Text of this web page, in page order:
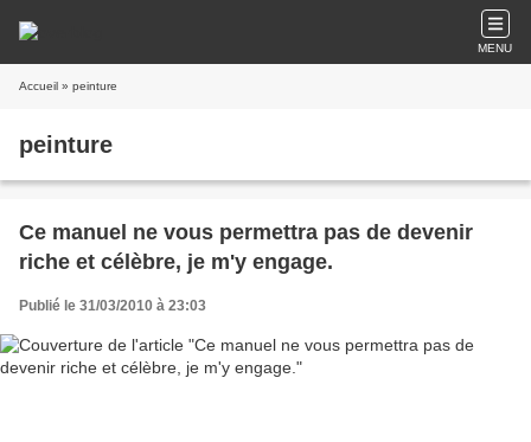
MENU
Accueil » peinture
peinture
Ce manuel ne vous permettra pas de devenir
riche et célèbre, je m'y engage.
Publié le 31/03/2010 à 23:03